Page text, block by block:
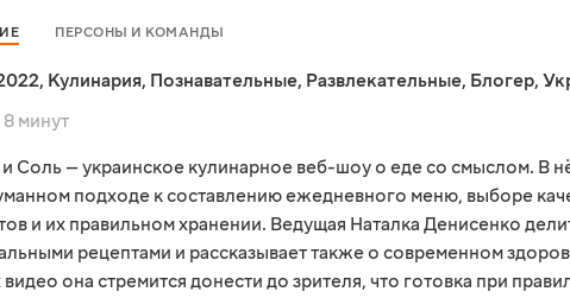
ПЕРСОНЫ И КОМАНДЫ
, Кулинария, Познавательные, Развлекательные, Блогер,
8 минут
Соль — украинское кулинарное веб-шоу о еде со смыслом. В
подходе к составлению ежедневного меню, выборе
и их правильном хранении. Ведущая Наталка Денисенко
рецептами и рассказывает также о современном
видео она стремится донести до зрителя, что готовка при